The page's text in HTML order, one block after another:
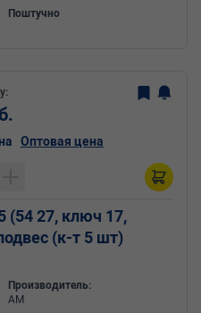
Поштучно
(54 27, ключ 17,
(к-т 5 шт)
Производитель:
АМ
Оптовая цена